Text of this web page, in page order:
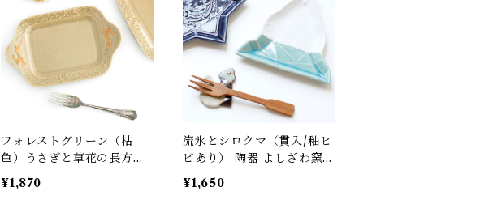
フォレストグリーン（枯
色）うさぎと草花の長方ト
レイ皿（貫入釉ヒビあり）
陶器 よしざわ窯 益子
¥1,870
流氷とシロクマ（貫入/釉ヒ
ビあり） 陶器 よしざわ窯
益子
¥1,650